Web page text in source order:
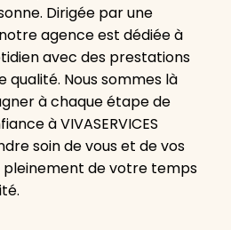
Dirigée par une
agence est dédiée à
avec des prestations
qualité. Nous sommes là
à chaque étape de
à VIVASERVICES
soin de vous et de vos
de votre temps